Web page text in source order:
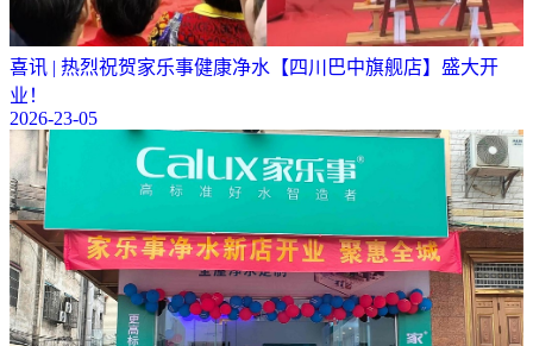
喜讯 | 热烈祝贺家乐事健康净水【四川巴中旗舰店】盛大开
业！
2026-23-05